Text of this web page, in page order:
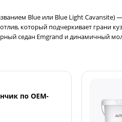
Blue или Blue Light
который подчеркивает грани
седан Emgrand и динамичный
по OEM-